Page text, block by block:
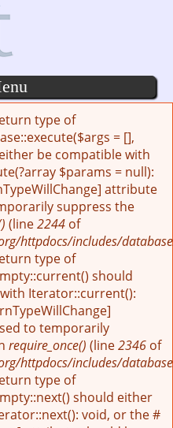
type of
= [],
be compatible with
$params = null):
attribute
suppress the
(line2244 of
httpdocs/includes/
type of
should
Iterator::current():
to temporarily
require_once() (line2346 of
httpdocs/includes/
type of
should either
void, or the #